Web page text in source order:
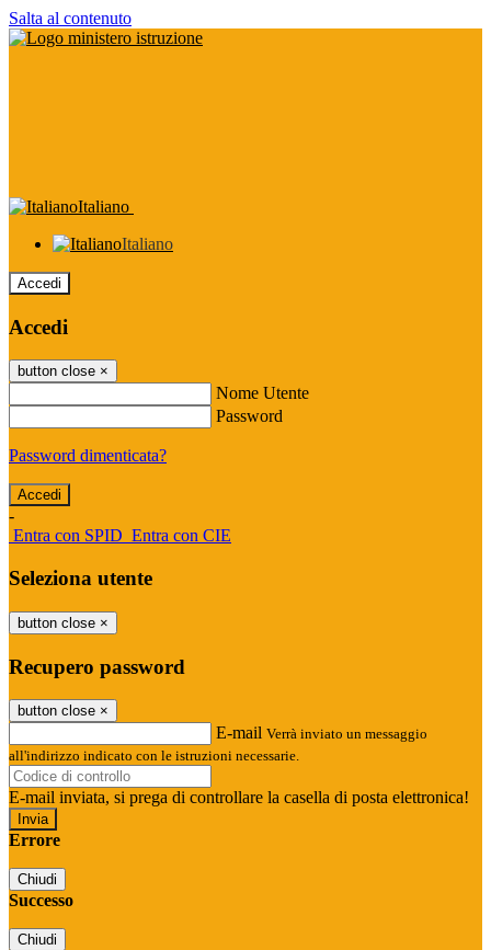
Salta al contenuto
Italiano
Italiano
Accedi
Accedi
button close ×
Nome Utente
Password
Password dimenticata?
-
Entra con SPID Entra con CIE
Seleziona utente
button close ×
Recupero password
button close ×
E-mail Verrà inviato un messaggio
all'indirizzo indicato con le istruzioni necessarie.
E-mail inviata, si prega di controllare la casella di posta elettronica!
Errore
Chiudi
Successo
Chiudi